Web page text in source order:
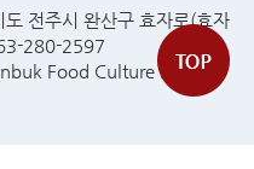
전주시 완산구 효자로(효자
280-2597
Food Culture Plaza